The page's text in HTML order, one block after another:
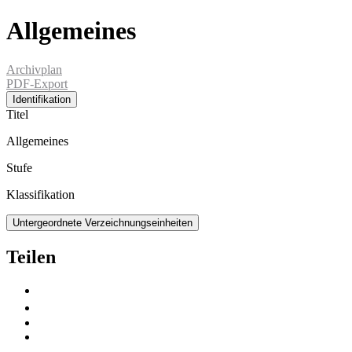
Allgemeines
Archivplan
PDF-Export
Identifikation
Titel
Allgemeines
Stufe
Klassifikation
Untergeordnete Verzeichnungseinheiten
Teilen